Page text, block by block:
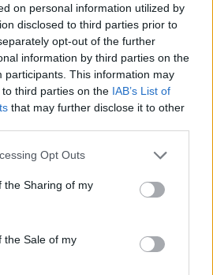
on personal information utilized by
disclosed to third parties prior to
opt-out of the further
information by third parties on the
participants. This information may
third parties on the IAB’s List of
that may further disclose it to other
app uses one or more Google
usage behaviour. You may click to
Google and its third-party tags to
specified purposes in below Google
Opt Outs
the Sharing of my
the Sale of my
Αναγνώριση και σεβασμός
οι σημαντικότερες νίκες του
Α.Ο. Θήρας